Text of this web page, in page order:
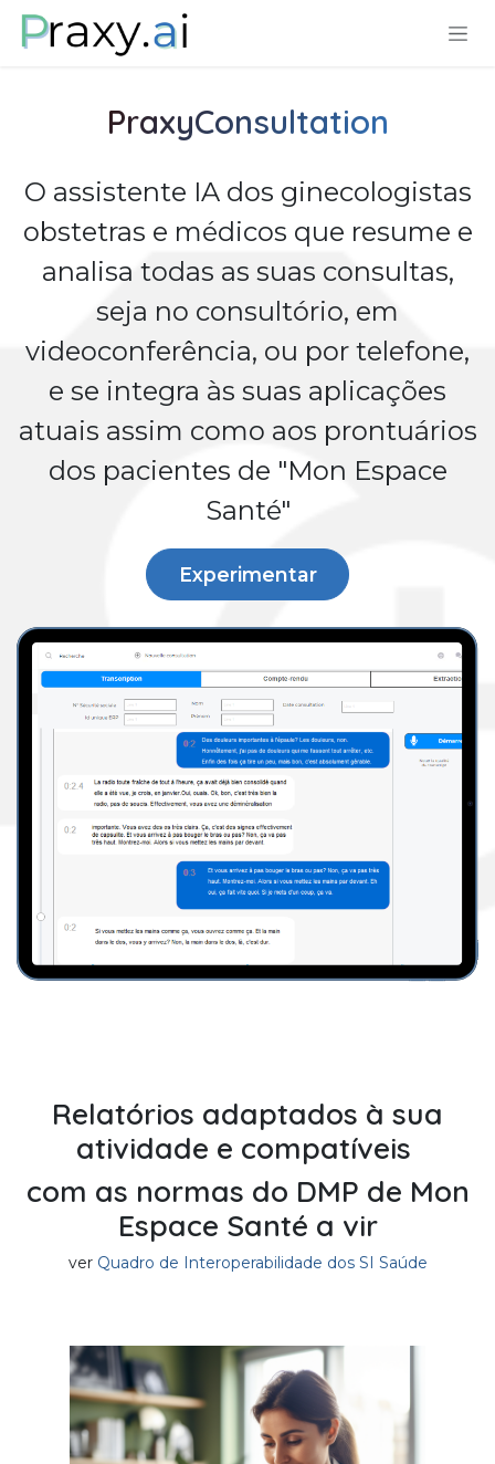
Pular para o conteúdo
PraxyConsultation
O assistente IA dos ginecologistas
obstetras e médicos que resume e
analisa todas as suas consultas,
seja no consultório, em
videoconferência, ou por telefone,
e se integra às suas aplicações
atuais assim como aos prontuários
dos pacientes de "Mon Espace
Santé"
Experimentar
Relatórios adaptados à sua
atividade e compatíveis
com as normas do DMP de Mon
Espace Santé a vir
ver Quadro de Interoperabilidade dos SI Saúde